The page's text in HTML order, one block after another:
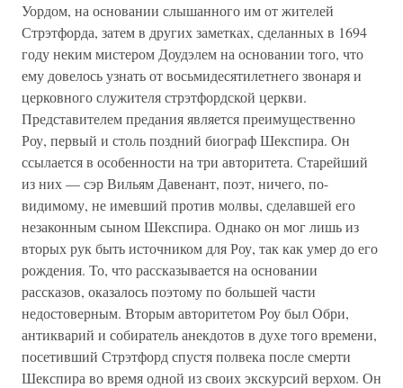
Уордом, на основании слышанного им от жителей
Стрэтфорда, затем в других заметках, сделанных в 1694
году неким мистером Доудэлем на основании того, что
ему довелось узнать от восьмидесятилетнего звонаря и
церковного служителя стрэтфордской церкви.
Представителем предания является преимущественно
Роу, первый и столь поздний биограф Шекспира. Он
ссылается в особенности на три авторитета. Старейший
из них — сэр Вильям Давенант, поэт, ничего, по-
видимому, не имевший против молвы, сделавшей его
незаконным сыном Шекспира. Однако он мог лишь из
вторых рук быть источником для Роу, так как умер до его
рождения. То, что рассказывается на основании
рассказов, оказалось поэтому по большей части
недостоверным. Вторым авторитетом Роу был Обри,
антикварий и собиратель анекдотов в духе того времени,
посетивший Стрэтфорд спустя полвека после смерти
Шекспира во время одной из своих экскурсий верхом. Он